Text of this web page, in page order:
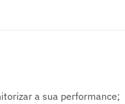
a sua performance;